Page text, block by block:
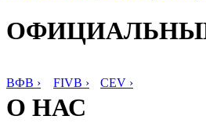
ВФВ › FIVB › CEV ›
О НАС